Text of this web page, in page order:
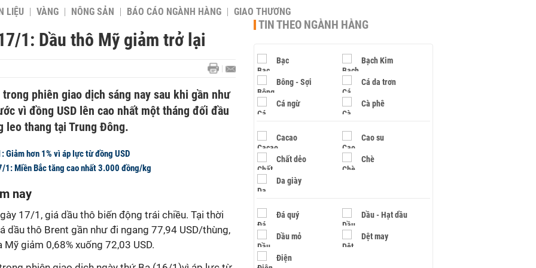
LIỆU VÀNG NÔNG SẢN BÁO CÁO NGÀNH HÀNG GIAO THƯƠNG
1: Dầu thô Mỹ giảm trở lại
phiên giao dịch sáng nay sau khi gần như
vì đồng USD lên cao nhất một tháng đối đầu
leo thang tại Trung Đông.
Giảm hơn 1% vì áp lực từ đồng USD
1: Miền Bắc tăng cao nhất 3.000 đồng/kg
nay
17/1, giá dầu thô biến động trái chiều. Tại thời
dầu thô Brent gần như đi ngang 77,94 USD/thùng,
giảm 0,68% xuống 72,03 USD.
TIN THEO NGÀNH HÀNG
Bạc Bạch Kim
Bông - Sợi Cá da trơn
Cá ngừ Cà phê
Cacao Cao su
Chất dẻo Chè
Da giày
Đá quý Dầu - Hạt dầu
Dầu mỏ Dệt may
Điện